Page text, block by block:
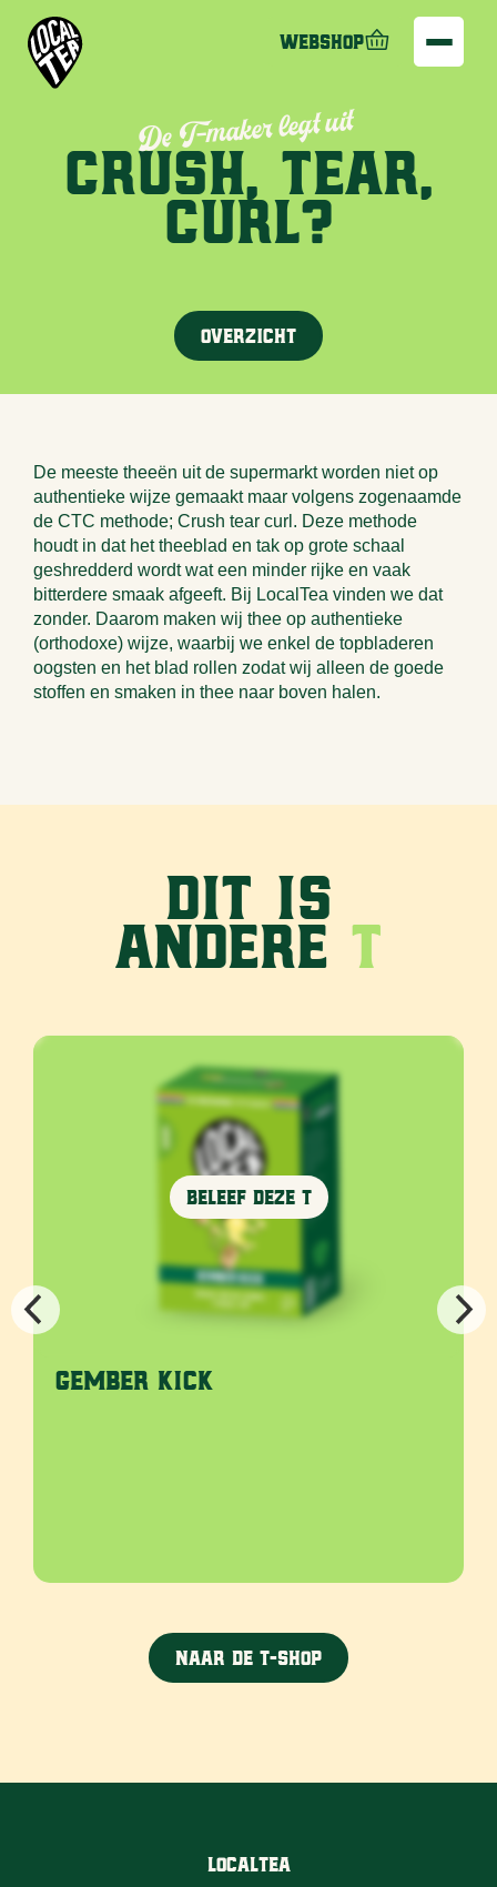
Webshop
De T-maker legt uit
Crush, tear,
Curl?
Overzicht
De meeste theeën uit de supermarkt worden niet op
authentieke wijze gemaakt maar volgens zogenaamde
de CTC methode; Crush tear curl. Deze methode
houdt in dat het theeblad en tak op grote schaal
geshredderd wordt wat een minder rijke en vaak
bitterdere smaak afgeeft. Bij LocalTea vinden we dat
zonder. Daarom maken wij thee op authentieke
(orthodoxe) wijze, waarbij we enkel de topbladeren
oogsten en het blad rollen zodat wij alleen de goede
stoffen en smaken in thee naar boven halen.
Dit is
andere T
Beleef deze T
Gember Kick
Naar de T-shop
LocalTea